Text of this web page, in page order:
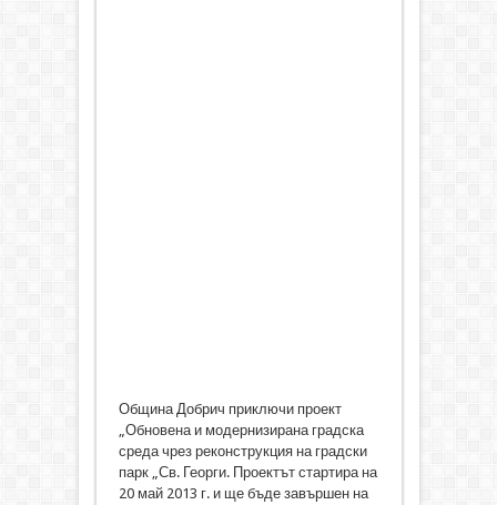
Община Добрич приключи проект
„Обновена и модернизирана градска
среда чрез реконструкция на градски
парк „Св. Георги. Проектът стартира на
20 май 2013 г. и ще бъде завършен на